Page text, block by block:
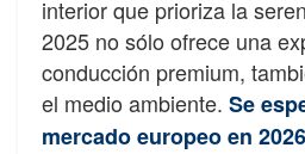
interior que prioriza la
2025 no sólo ofrece una
conducción premium,
el medio ambiente. Se
mercado europeo en